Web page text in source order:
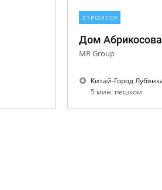
СТРОИТСЯ
Дом Абрикосова
MR Group
5 мин. пешком